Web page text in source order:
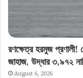
রণক্ষেত্র হরমুজ প্রণালী!
জাহাজ, উদ্ধার ৩,৯৭২
August 6, 2026